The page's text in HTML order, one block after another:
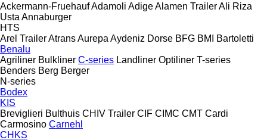
Ackermann-FruehaufAdamoli AdigeAlamen TrailerAli Riza
Usta Annaburger
HTS
Arel TrailerAtransAurepa Aydeniz Dorse BFG BMI
Bartoletti
Benalu
Agriliner Bulkliner C-series Landliner Optiliner T-series
Benders Berg Berger
N-series
Bodex
KIS
Breviglieri Bulthuis CHIV Trailer CIF CIMC CMT Cardi
Carmosino Carnehl
CHKS